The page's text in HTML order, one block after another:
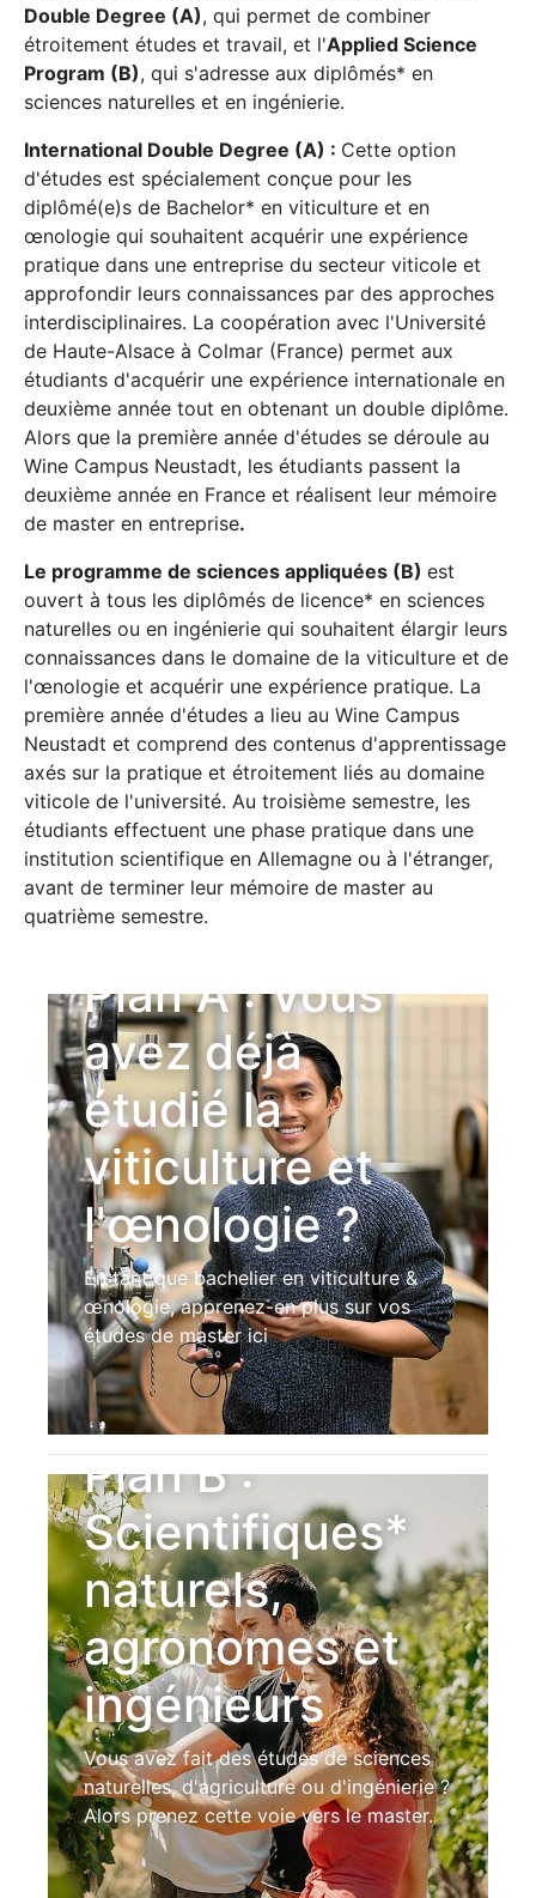
Double Degree (A), qui permet de combiner
étroitement études et travail, et l'Applied Science
Program (B), qui s'adresse aux diplômés* en
sciences naturelles et en ingénierie.
International Double Degree (A) : Cette option
d'études est spécialement conçue pour les
diplômé(e)s de Bachelor* en viticulture et en
œnologie qui souhaitent acquérir une expérience
pratique dans une entreprise du secteur viticole et
approfondir leurs connaissances par des approches
interdisciplinaires. La coopération avec l'Université
de Haute-Alsace à Colmar (France) permet aux
étudiants d'acquérir une expérience internationale en
deuxième année tout en obtenant un double diplôme.
Alors que la première année d'études se déroule au
Wine Campus Neustadt, les étudiants passent la
deuxième année en France et réalisent leur mémoire
de master en entreprise.
Le programme de sciences appliquées (B) est
ouvert à tous les diplômés de licence* en sciences
naturelles ou en ingénierie qui souhaitent élargir leurs
connaissances dans le domaine de la viticulture et de
l'œnologie et acquérir une expérience pratique. La
première année d'études a lieu au Wine Campus
Neustadt et comprend des contenus d'apprentissage
axés sur la pratique et étroitement liés au domaine
viticole de l'université. Au troisième semestre, les
étudiants effectuent une phase pratique dans une
institution scientifique en Allemagne ou à l'étranger,
avant de terminer leur mémoire de master au
quatrième semestre.
Plan A : Vous
avez déjà
étudié la
viticulture et
l'œnologie ?
En tant que bachelier en viticulture &
œnologie, apprenez-en plus sur vos
études de master ici
Plan B :
Scientifiques*
naturels,
agronomes et
ingénieurs
Vous avez fait des études de sciences
naturelles, d'agriculture ou d'ingénierie ?
Alors prenez cette voie vers le master.